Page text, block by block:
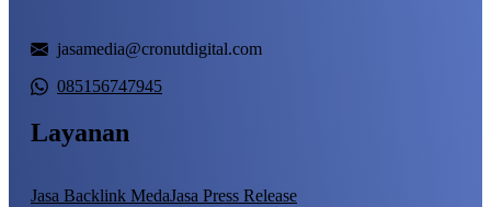
jasamedia@cronutdigital.com
085156747945
Layanan
Jasa Backlink MedaJasa Press Release